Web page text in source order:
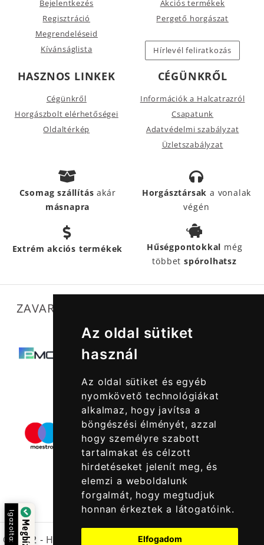
Az oldal sütiket
használ
Az oldal sütiket és egyéb
nyomkövető technológiákat
alkalmaz, hogy javítsa a
böngészési élményét, azzal
hogy személyre szabott
tartalmakat és célzott
hirdetéseket jelenít meg, és
elemzi a weboldalunk
forgalmát, hogy megtudjuk
honnan érkeztek a látogatóink.
Elfogadom
Bejelentkezés
Regisztráció
Megrendeléseid
Kívánságlista
Akciós termékek
Pergető horgászat
Hírlevél feliratkozás
HASZNOS LINKEK
Cégünkről
Horgászbolt elérhetőségei
Oldaltérkép
CÉGÜNKRŐL
Információk a Halcatrazról
Csapatunk
Adatvédelmi szabályzat
Üzletszabályzat
Csomag szállításakár
másnapra
Horgásztársak a vonalak
végén
Extrém akciós termékek Hűségpontokkal még
többetspórolhatsz
ZAVARTALAN MŰKÖDÉSÜNKET SEGÍTIK
© 2022 - Halcatraz Kft.
Igazolta: